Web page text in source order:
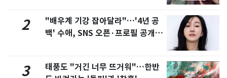
2
"배우계 기강 잡아달라"…'4년 공
백' 수애, SNS 오픈·프로필 공개
3
태풍도 "거긴 너무 뜨거워"…한반